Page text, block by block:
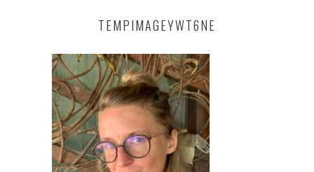
TEMPIMAGEYWT6NE